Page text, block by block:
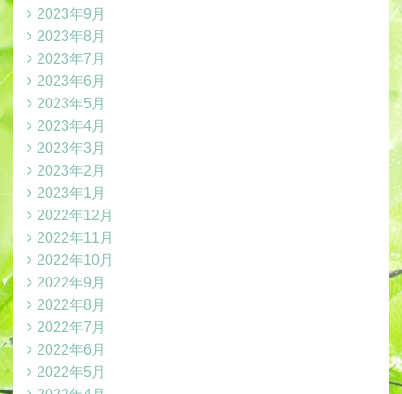
2023年9月
2023年8月
2023年7月
2023年6月
2023年5月
2023年4月
2023年3月
2023年2月
2023年1月
2022年12月
2022年11月
2022年10月
2022年9月
2022年8月
2022年7月
2022年6月
2022年5月